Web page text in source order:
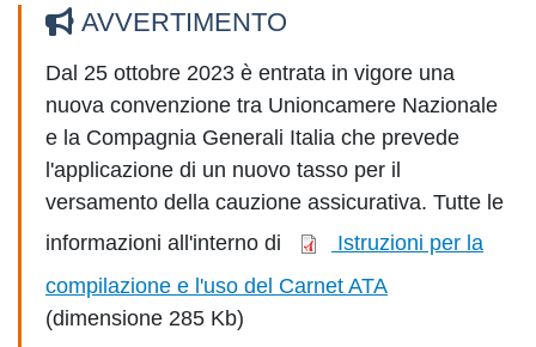
AVVERTIMENTO
Dal 25 ottobre 2023 è entrata in vigore una
nuova convenzione tra Unioncamere Nazionale
e la Compagnia Generali Italia che prevede
l'applicazione di un nuovo tasso per il
versamento della cauzione assicurativa. Tutte le
informazioni all'interno di
Istruzioni per la
compilazione e l'uso del Carnet ATA
(dimensione 285 Kb)